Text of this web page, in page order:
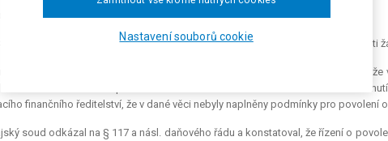
č. 3450/2016 Sb. NSS.
D. V. proti Generálnímu finančnímu ředitelství o obnovu řízení, o kasační stížnosti
ze dne 16. 5. 2018, čj. 30 Af 44/2018-34, rozhodl Krajský soud v Brně,
soudu v Praze. V předmětné věci se žalobce domáhal zrušení
finančního ředitelství, že v dané věci nebyly naplněny podmínky pro povolení
soud odkázal na § 117 a násl. daňového řádu a konstatoval, že řízení o
Nastavení souborů cookie